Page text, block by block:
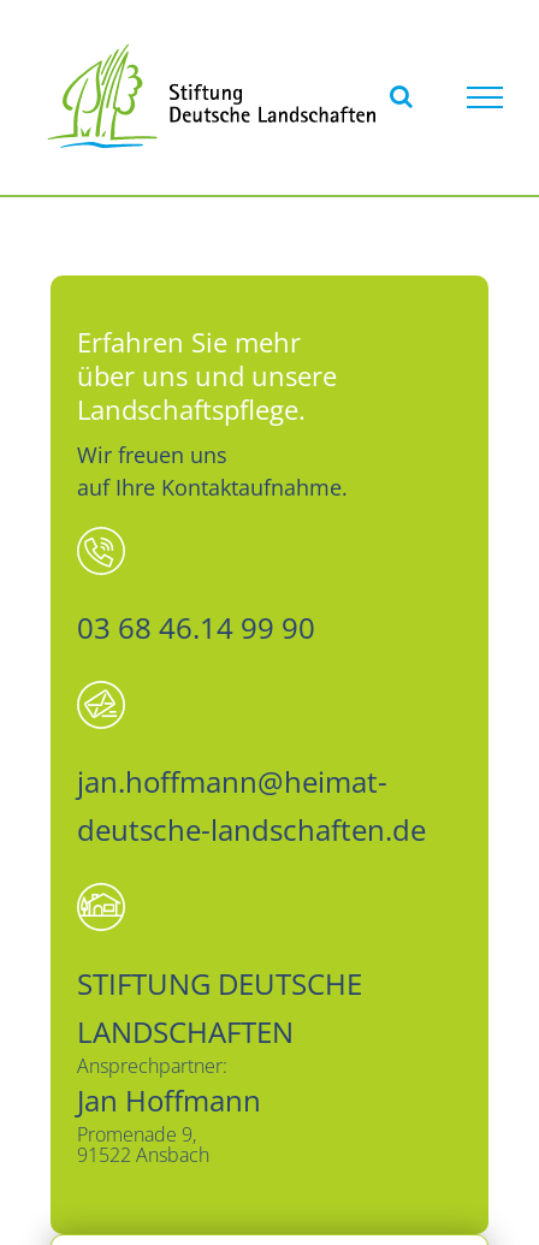
Erfahren Sie mehr
über uns und unsere
Landschaftspflege.
Wir freuen uns
auf Ihre Kontaktaufnahme.
03 68 46.14 99 90
jan.hoffmann@heimat-
deutsche-landschaften.de
STIFTUNG DEUTSCHE
LANDSCHAFTEN
Ansprechpartner:
Jan Hoffmann
Promenade 9,
91522 Ansbach